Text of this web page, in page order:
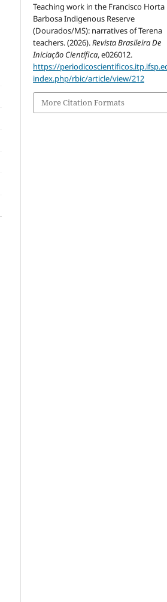
Teaching work in the Francisco Horta
Barbosa Indigenous Reserve
(Dourados/MS): narratives of Terena
teachers. (2026).Revista Brasileira De
Iniciação Científica, e026012.
https://
index.php/rbic/article/view/212
More Citation Formats